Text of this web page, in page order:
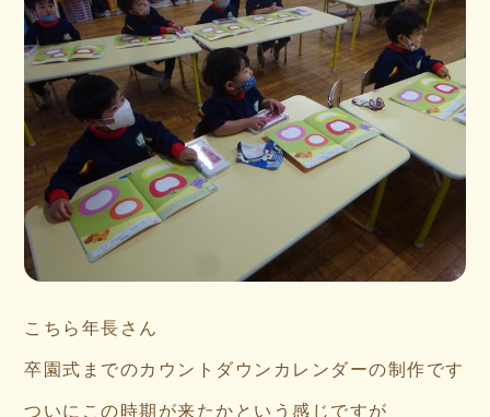
こちら年長さん
卒園式までのカウントダウンカレンダーの制作です
ついにこの時期が来たかという感じですが